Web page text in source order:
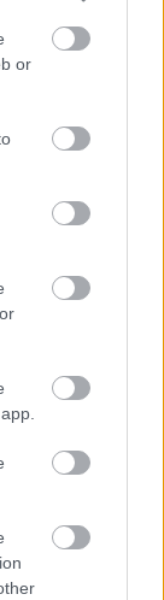
or
γιος είχε
το
θα
έως